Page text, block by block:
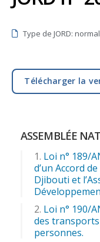
Type de JORD: normal
Télécharger la
ASSEMBLÉE
Loi n° 189/
d’un Accord
Djibouti et
Loi n° 190/
des
personnes.